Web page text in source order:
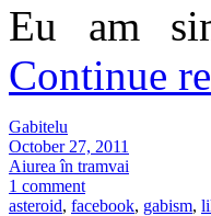
Eu am
Continue
Gabitelu
October 27, 2011
Aiurea în tramvai
1 comment
asteroid, facebook, gabism,